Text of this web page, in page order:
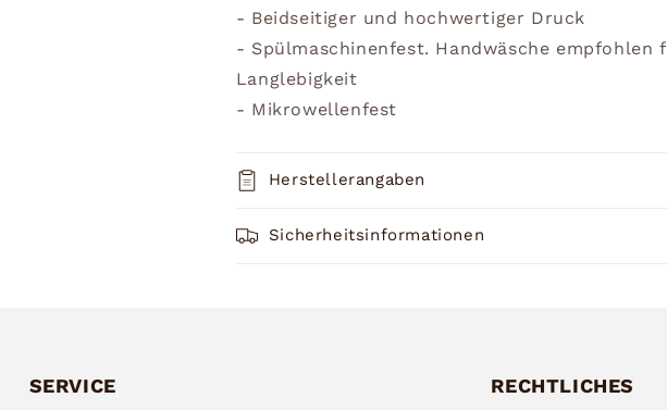
- Beidseitiger und hochwertiger Druck
- Spülmaschinenfest. Handwäsche empfohlen
Langlebigkeit
- Mikrowellenfest
Herstellerangaben
Sicherheitsinformationen
SERVICE RECHTLICHES